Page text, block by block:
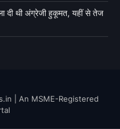
दी थी अंग्रेजी हुकूमत, यहीं से तेज
| An MSME-Registered